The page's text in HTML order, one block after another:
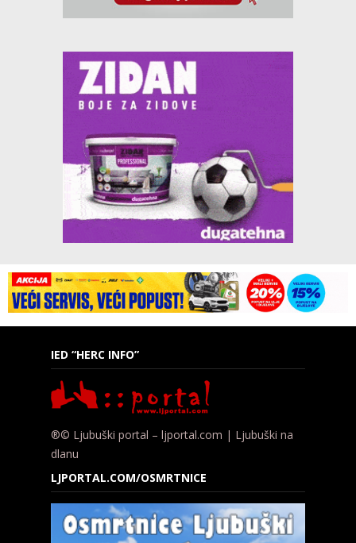
IED “HERC INFO”
®© Ljubuški portal – ljportal.com | Ljubuški na
dlanu
LJPORTAL.COM/OSMRTNICE